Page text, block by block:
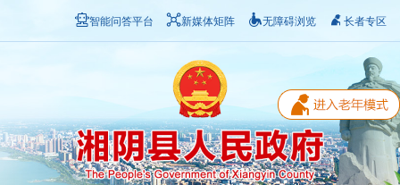
智能问答平台 新媒体矩阵 无障碍浏览 长者专区